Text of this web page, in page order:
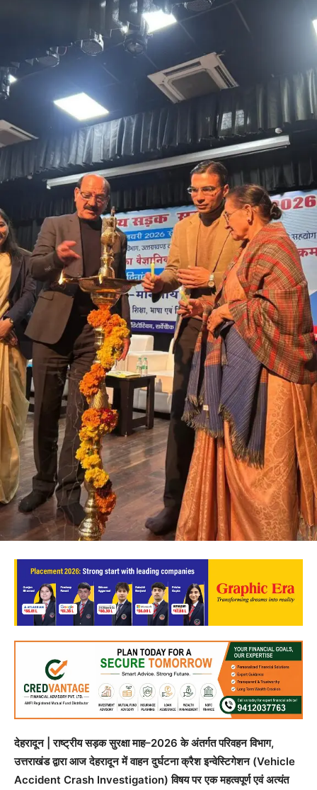
देहरादून | राष्ट्रीय सड़क सुरक्षा माह–2026 के अंतर्गत परिवहन विभाग,
उत्तराखंड द्वारा आज देहरादून में वाहन दुर्घटना क्रैश इन्वेस्टिगेशन (Vehicle
Accident Crash Investigation) विषय पर एक महत्वपूर्ण एवं अत्यंत